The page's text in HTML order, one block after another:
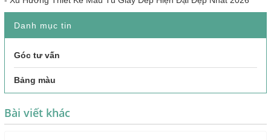
Danh mục tin
Góc tư vấn
Bảng màu
Bài viết khác